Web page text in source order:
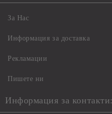
За Нас
Информация за доставка
Рекламации
Пишете ни
Информация за контакти: